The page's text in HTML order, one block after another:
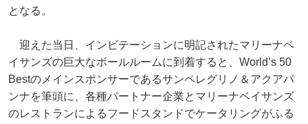
となる。
迎えた当日、インビテーションに明記されたマリーナベ
イサンズの巨大なボールルームに到着すると、World’s 50
Bestのメインスポンサーであるサンペレグリノ＆アクアパ
ンナを筆頭に、各種パートナー企業とマリーナベイサンズ
のレストランによるフードスタンドでケータリングがふる